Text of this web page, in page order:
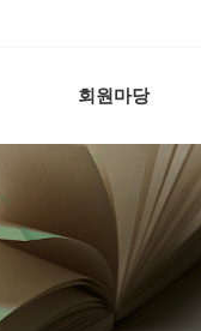
회원마당